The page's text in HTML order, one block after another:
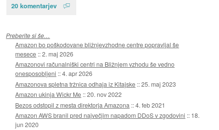
20 komentarjev
Preberite si še…
Amazon bo poškodovane bližnjevzhodne centre popravljal še
mesece ::2. maj 2026
Amazonovi računalniški centri na Bližnjem vzhodu še vedno
onesposobljeni ::4. apr 2026
Amazonova spletna tržnica odhaja iz Kitajske ::25. maj 2023
Amazon ukinja Wickr Me ::20. nov 2022
Bezos odstopil z mesta direktorja Amazona ::4. feb 2021
Amazon AWS branil pred največjim napadom DDoS v zgodovini :: 18.
jun 2020